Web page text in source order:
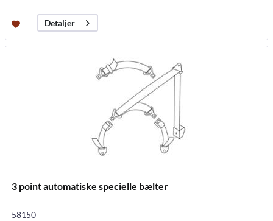
Detaljer
3 point automatiske specielle bælter
58150